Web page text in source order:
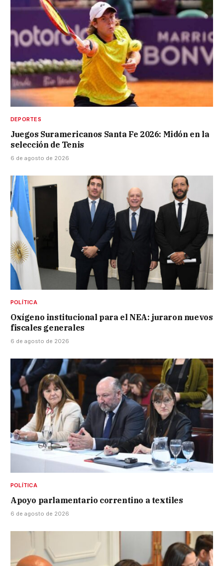
DEPORTES
Juegos Suramericanos Santa Fe 2026: Midón en la
selección de Tenis
6 de agosto de 2026
POLÍTICA
Oxígeno institucional para el NEA: juraron nuevos
fiscales generales
6 de agosto de 2026
POLÍTICA
Apoyo parlamentario correntino a textiles
6 de agosto de 2026